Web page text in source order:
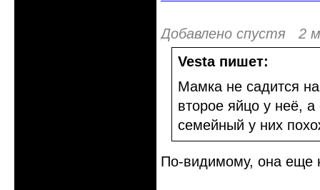
Добавлено спустя 2
Vesta пишет:
Мамка не садится
второе яйцо у неё, а
семейный у них
По-видимому, она еще